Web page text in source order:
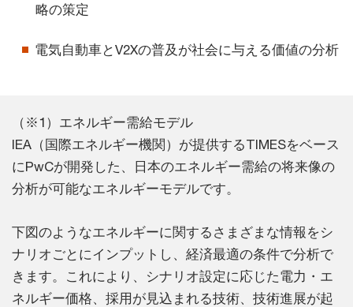
略の策定
電気自動車とV2Xの普及が社会に与える価値の分析
（※1）エネルギー需給モデル
IEA（国際エネルギー機関）が提供するTIMESをベース
にPwCが開発した、日本のエネルギー需給の将来像の
分析が可能なエネルギーモデルです。
下図のようなエネルギーに関するさまざまな情報をシ
ナリオごとにインプットし、経済最適の条件で分析で
きます。これにより、シナリオ設定に応じた電力・エ
ネルギー価格、採用が見込まれる技術、技術進展が起